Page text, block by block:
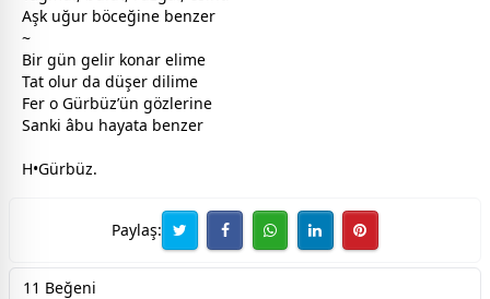
Aşk uğur böceğine benzer
~
Bir gün gelir konar elime
Tat olur da düşer dilime
Fer o Gürbüz’ün gözlerine
Sanki âbu hayata benzer
H•Gürbüz.
Paylaş:
11 Beğeni